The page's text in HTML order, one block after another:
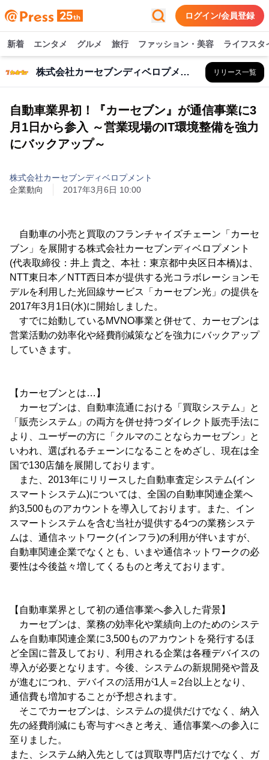
ログイン/会員登録
新着 エンタメ グルメ 旅行 ファッション・美容 ライフスタ
株式会社カーセブンディベロプメント リリース一覧
自動車業界初！『カーセブン』が通信事業に3
月1日から参入 ～営業現場のIT環境整備を強力
にバックアップ～
株式会社カーセブンディベロプメント
企業動向
2017年3月6日 10:00
自動車の小売と買取のフランチャイズチェーン「カーセ
ブン」を展開する株式会社カーセブンディベロプメント
(代表取締役：井上 貴之、本社：東京都中央区日本橋)は、
NTT東日本／NTT西日本が提供する光コラボレーションモ
デルを利用した光回線サービス「カーセブン光」の提供を
2017年3月1日(水)に開始しました。
すでに始動しているMVNO事業と併せて、カーセブンは
営業活動の効率化や経費削減策などを強力にバックアップ
していきます。
【カーセブンとは…】
カーセブンは、自動車流通における「買取システム」と
「販売システム」の両方を併せ持つダイレクト販売手法に
より、ユーザーの方に「クルマのことならカーセブン」と
いわれ、選ばれるチェーンになることをめざし、現在は全
国で130店舗を展開しております。
また、2013年にリリースした自動車査定システム(イン
スマートシステム)については、全国の自動車関連企業へ
約3,500ものアカウントを導入しております。また、イン
スマートシステムを含む当社が提供する4つの業務システ
ムは、通信ネットワーク(インフラ)の利用が伴いますが、
自動車関連企業でなくとも、いまや通信ネットワークの必
要性は今後益々増してくるものと考えております。
【自動車業界として初の通信事業へ参入した背景】
カーセブンは、業務の効率化や業績向上のためのシステ
ムを自動車関連企業に3,500ものアカウントを発行するほ
ど全国に普及しており、利用される企業は各種デバイスの
導入が必要となります。今後、システムの新規開発や普及
が進むにつれ、デバイスの活用が1人＝2台以上となり、
通信費も増加することが予想されます。
そこでカーセブンは、システムの提供だけでなく、納入
先の経費削減にも寄与すべきと考え、通信事業への参入に
至りました。
また、システム納入先としては買取専門店だけでなく、ガ